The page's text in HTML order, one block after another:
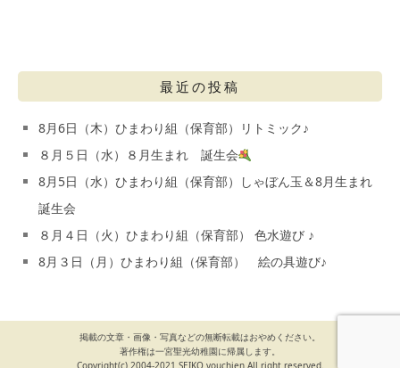
最近の投稿
8月6日（木）ひまわり組（保育部）リトミック♪
８月５日（水）８月生まれ 誕生会
8月5日（水）ひまわり組（保育部）しゃぼん玉＆8月生まれ
誕生会
８月４日（火）ひまわり組（保育部） 色水遊び ♪
8月３日（月）ひまわり組（保育部） 絵の具遊び♪
掲載の文章・画像・写真などの無断転載はおやめください。
著作権は一宮聖光幼稚園に帰属します。